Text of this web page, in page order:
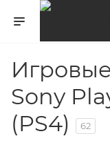
Sony
(PS4)
62